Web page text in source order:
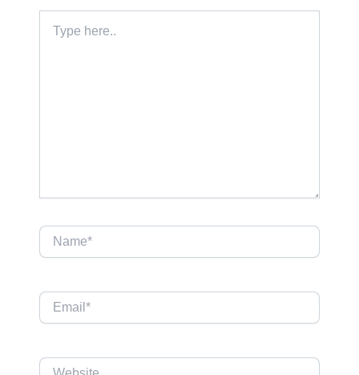
here..
Name*
Email*
Website